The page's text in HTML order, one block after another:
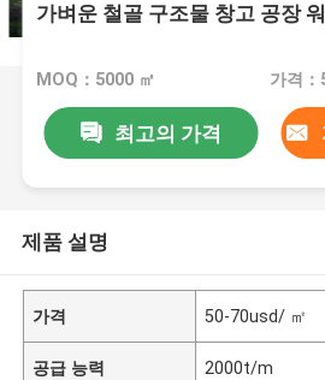
가벼운 철골 구조물 창고 공장
MOQ：5000 ㎡ 가격
최고의 가격
제품 설명
가격 50-70usd/ ㎡
공급 능력 2000t/m